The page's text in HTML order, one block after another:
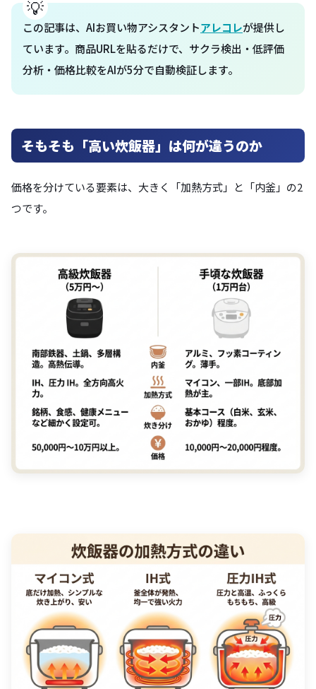
この記事は、AIお買い物アシスタントアレコレが提供し
ています。商品URLを貼るだけで、サクラ検出・低評価
分析・価格比較をAIが5分で自動検証します。
そもそも「高い炊飯器」は何が違うのか
価格を分けている要素は、大きく「加熱方式」と「内釜」の2
つです。